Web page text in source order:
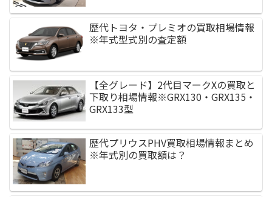
歴代トヨタ・プレミオの買取相場情報
※年式型式別の査定額
【全グレード】2代目マークXの買取と
下取り相場情報※GRX130・GRX135・
GRX133型
歴代プリウスPHV買取相場情報まとめ
※年式別の買取額は？